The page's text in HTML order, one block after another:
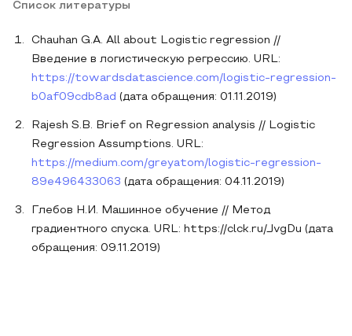
Список литературы
Chauhan G.A. All about Logistic regression //
Введение в логистическую регрессию. URL:
https://towardsdatascience.com/logistic-regression-
b0af09cdb8ad (дата обращения: 01.11.2019)
Rajesh S.B. Brief on Regression analysis // Logistic
Regression Assumptions. URL:
https://medium.com/greyatom/logistic-regression-
89e496433063 (дата обращения: 04.11.2019)
Глебов Н.И. Машинное обучение // Метод
градиентного спуска. URL: https://clck.ru/JvgDu (дата
обращения: 09.11.2019)